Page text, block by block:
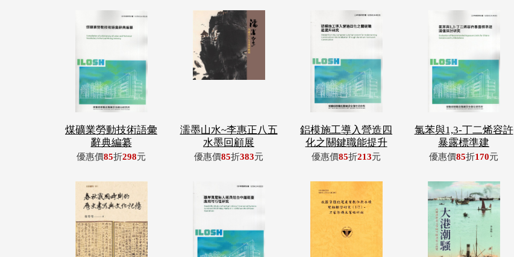
煤礦業勞動技術語彙
辭典編纂
優惠價85折298元
濡墨山水~李惠正八五
水墨回顧展
優惠價85折383元
鋁模施工導入營造四
化之關鍵職能提升
優惠價85折213元
氯苯與1,3-丁二烯容許
暴露標準建
優惠價85折170元